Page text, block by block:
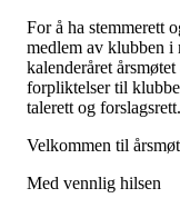
For å ha stemmerett
medlem av klubben i
kalenderåret
forpliktelser til
talerett og forslagsrett.
Velkommen til
Med vennlig hilsen